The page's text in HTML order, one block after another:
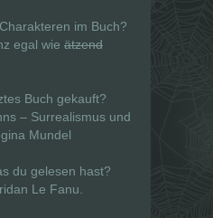
im Buch?
egal wie ätzend
Buch gekauft?
– Surrealismus und
Mundel
du gelesen hast?
Le Fanu.